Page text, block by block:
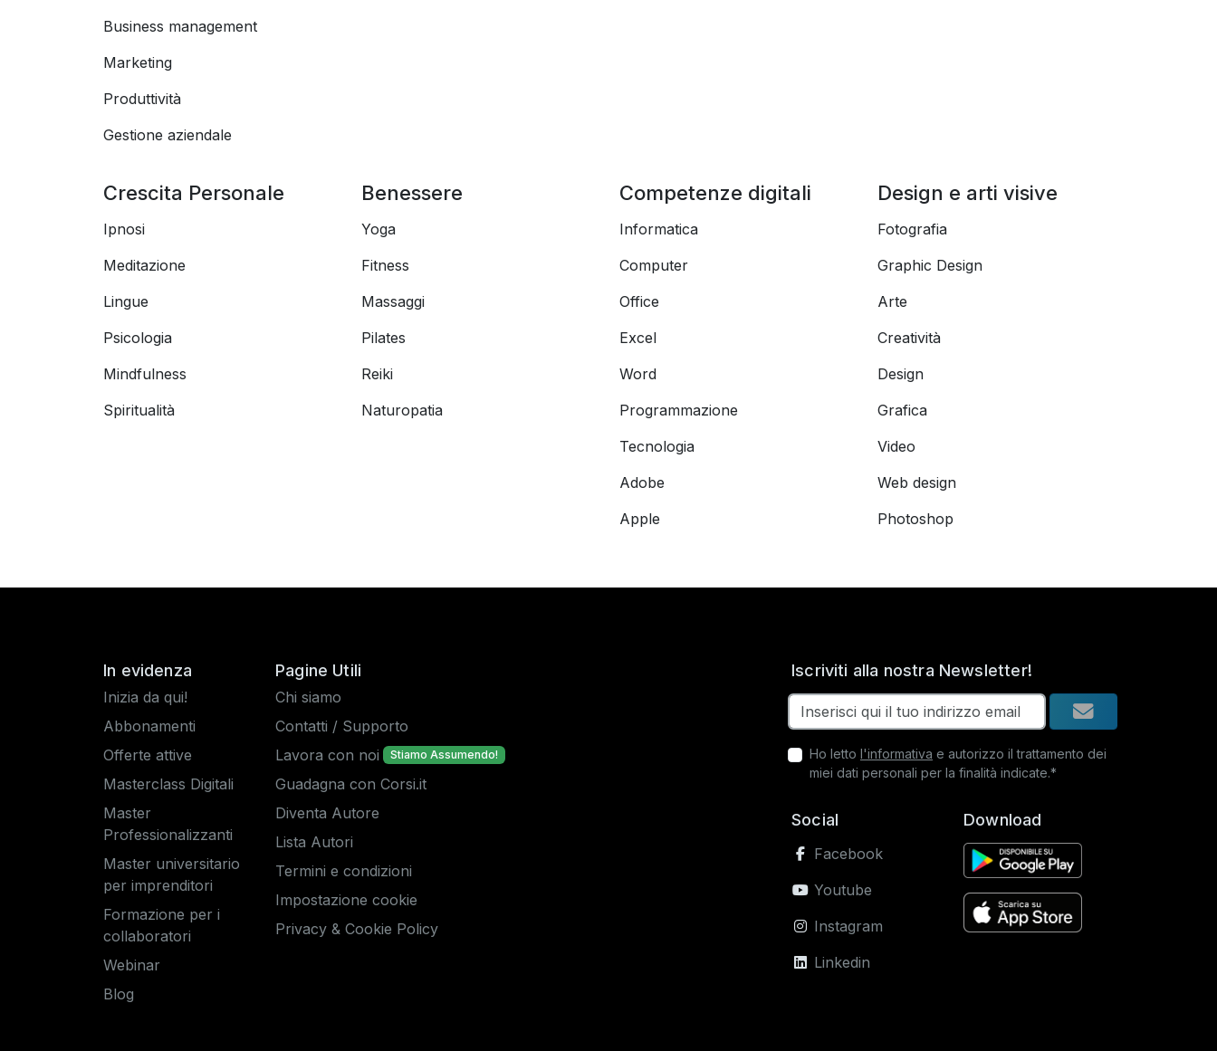
Business management
Marketing
Produttività
Gestione aziendale
Crescita Personale
Ipnosi
Meditazione
Lingue
Psicologia
Mindfulness
Spiritualità
Benessere
Yoga
Fitness
Massaggi
Pilates
Reiki
Naturopatia
Competenze digitali
Informatica
Computer
Office
Excel
Word
Programmazione
Tecnologia
Adobe
Apple
Design e arti visive
Fotografia
Graphic Design
Arte
Creatività
Design
Grafica
Video
Web design
Photoshop
In evidenza
Inizia da qui!
Abbonamenti
Offerte attive
Masterclass Digitali
Master
Professionalizzanti
Master universitario
per imprenditori
Formazione per i
collaboratori
Webinar
Blog
Pagine Utili
Chi siamo
Contatti / Supporto
Lavora con noi
Stiamo Assumendo!
Guadagna con Corsi.it
Diventa Autore
Lista Autori
Termini e condizioni
Impostazione cookie
Privacy & Cookie Policy
Iscriviti alla nostra Newsletter!
Ho letto l'informativa e autorizzo il trattamento dei
miei dati personali per la finalità indicate.*
Social
Facebook
Youtube
Instagram
Linkedin
Download